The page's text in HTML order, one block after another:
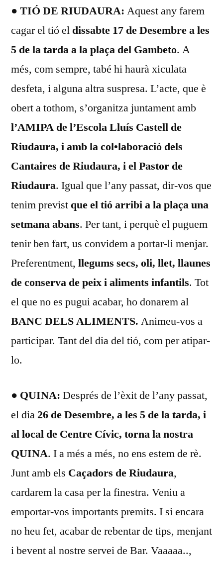
● TIÓ DE RIUDAURA: Aquest any farem
cagar el tió el dissabte 17 de Desembre a les
5 de la tarda a la plaça del Gambeto. A
més, com sempre, tabé hi haurà xiculata
desfeta, i alguna altra suspresa. L’acte, que è
obert a tothom, s’organitza juntament amb
l’AMIPA de l’Escola Lluís Castell de
Riudaura, i amb la col•laboració dels
Cantaires de Riudaura, i el Pastor de
Riudaura. Igual que l’any passat, dir-vos que
tenim previst que el tió arribi a la plaça una
setmana abans. Per tant, i perquè el puguem
tenir ben fart, us convidem a portar-li menjar.
Preferentment, llegums secs, oli, llet, llaunes
de conserva de peix i aliments infantils. Tot
el que no es pugui acabar, ho donarem al
BANC DELS ALIMENTS. Animeu-vos a
participar. Tant del dia del tió, com per atipar-
lo.
● QUINA: Després de l’èxit de l’any passat,
el dia 26 de Desembre, a les 5 de la tarda, i
al local de Centre Cívic, torna la nostra
QUINA. I a més a més, no ens estem de rè.
Junt amb els Caçadors de Riudaura,
cardarem la casa per la finestra. Veniu a
emportar-vos importants premits. I si encara
no heu fet, acabar de rebentar de tips, menjant
i bevent al nostre servei de Bar. Vaaaaa..,